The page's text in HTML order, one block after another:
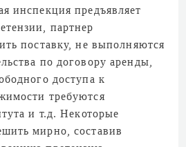
инспекция предъявляет
партнер
поставку, не выполняются
по договору аренды,
доступа к
требуются
и т.д. Некоторые
мирно, составив